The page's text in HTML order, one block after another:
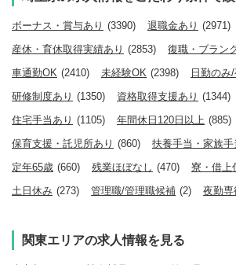
ボーナス・賞与あり (3390) 退職金あり (2971)
産休・育休取得実績あり (2853) 復職・ブラン
車通勤OK (2410) 未経験OK (2398) 日勤のみ
研修制度あり (1350) 資格取得支援あり (1344)
住宅手当あり (1105) 年間休日120日以上 (885)
保育支援・託児所あり (860) 扶養手当・家族手
定年65歳 (660) 残業ほぼなし (470) 寮・借上
土日休み (273) 管理職/管理職候補 (2) 夜勤専
関東エリアの求人情報を見る